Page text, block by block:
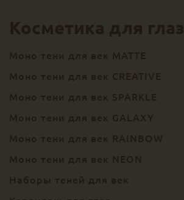
Косметика для глаз
Моно тени для век MATTE
Моно тени для век CREATIVE
Моно тени для век SPARKLE
Моно тени для век GALAXY
Моно тени для век RAINBOW
Моно тени для век NEON
Наборы теней для век